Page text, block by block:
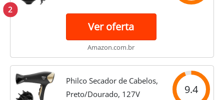
2
Ver oferta
Amazon.com.br
Philco Secador de Cabelos,
Preto/Dourado, 127V
9.4